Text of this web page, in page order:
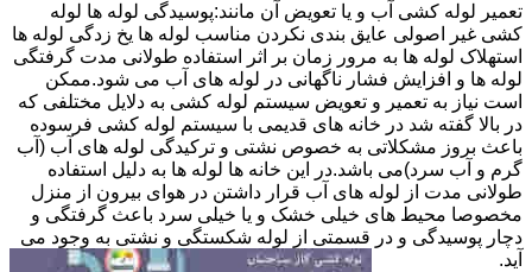
تعمیر لوله کشی آب و یا تعویض آن مانند:پوسیدگی لوله ها لوله
کشی غیر اصولی عایق بندی نکردن مناسب لوله ها یخ زدگی لوله ها
استهلاک لوله ها به مرور زمان بر اثر استفاده طولانی مدت گرفتگی
لوله ها و افزایش فشار ناگهانی در لوله های آب می شود.ممکن
است نیاز به تعمیر و تعویض سیستم لوله کشی به دلایل مختلفی که
در بالا گفته شد در خانه های قدیمی با سیستم لوله کشی فرسوده
باعث بروز مشکلاتی به خصوص نشتی و ترکیدگی لوله های آب (آب
گرم و آب سرد)می باشد.در این خانه ها لوله ها به دلیل استفاده
طولانی مدت از لوله های آب قرار داشتن در هوای بیرون از منزل
مخصوصا محیط های خیلی خشک و یا خیلی سرد باعث گرفتگی و
دچار پوسیدگی و در قسمتی از لوله شکستگی و نشتی به وجود می
آید.